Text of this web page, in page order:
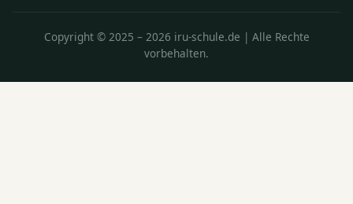
Copyright © 2025 – 2026 iru-schule.de | Alle Rechte
vorbehalten.